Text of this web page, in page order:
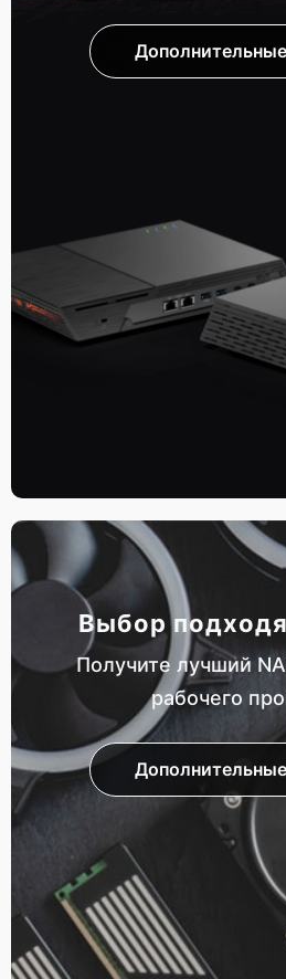
Выбор
Получите лучший
рабочего